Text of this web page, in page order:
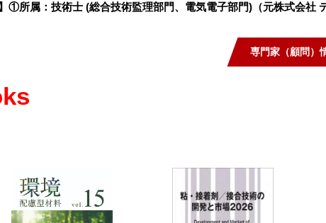
①所属：技術士 (総合技術監理部門、電気電子部門)（元株式会社
専門家（顧問）